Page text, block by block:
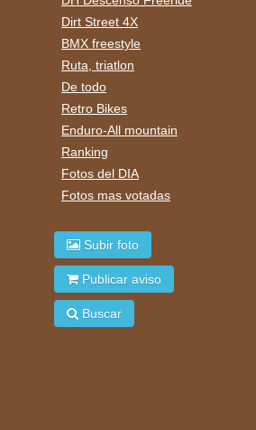
Dirt Street 4X
BMX freestyle
Ruta, triatlon
De todo
Retro Bikes
Enduro-All mountain
Ranking
Fotos del DIA
Fotos mas votadas
Subir foto
Publicar aviso
Buscar